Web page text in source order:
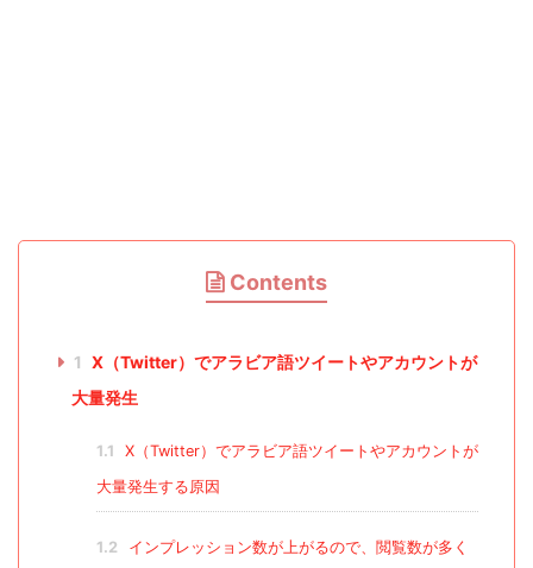
Contents
1 X（Twitter）でアラビア語ツイートやアカウントが
大量発生
1.1
X（Twitter）でアラビア語ツイートやアカウントが
大量発生する原因
1.2
インプレッション数が上がるので、閲覧数が多く